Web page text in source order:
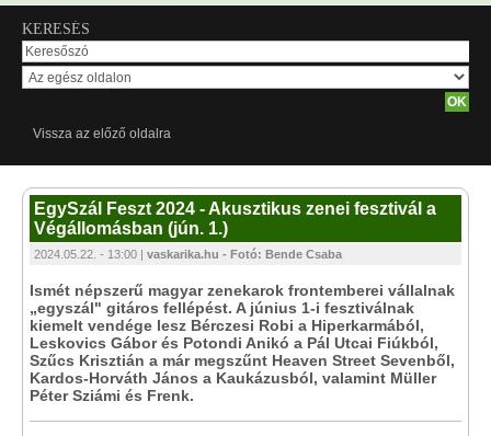
KERESÉS
Vissza az előző oldalra
EgySzál Feszt 2024 - Akusztikus zenei fesztivál a
Végállomásban (jún. 1.)
2024.05.22. - 13:00 | vaskarika.hu - Fotó: Bende Csaba
Ismét népszerű magyar zenekarok frontemberei vállalnak
„egyszál" gitáros fellépést. A június 1-i fesztiválnak
kiemelt vendége lesz Bérczesi Robi a Hiperkarmából,
Leskovics Gábor és Potondi Anikó a Pál Utcai Fiúkból,
Szűcs Krisztián a már megszűnt Heaven Street Sevenből,
Kardos-Horváth János a Kaukázusból, valamint Müller
Péter Sziámi és Frenk.